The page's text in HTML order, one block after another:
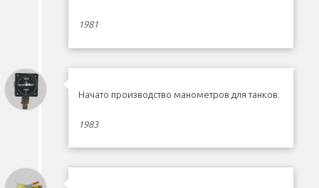
1981
Начато производство манометров для танков.
1983